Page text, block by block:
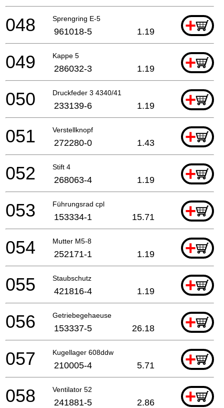
Sprengring E-5 +
048 961018-5 1.19
Kappe 5 +
049 286032-3 1.19
Druckfeder 3 4340/41 +
050 233139-6 1.19
Verstellknopf +
051 272280-0 1.43
Stift 4 +
052 268063-4 1.19
Führungsrad cpl +
053 153334-1 15.71
Mutter M5-8 +
054 252171-1 1.19
Staubschutz +
055 421816-4 1.19
Getriebegehaeuse +
056 153337-5 26.18
Kugellager 608ddw +
057 210005-4 5.71
Ventilator 52 +
058 241881-5 2.86